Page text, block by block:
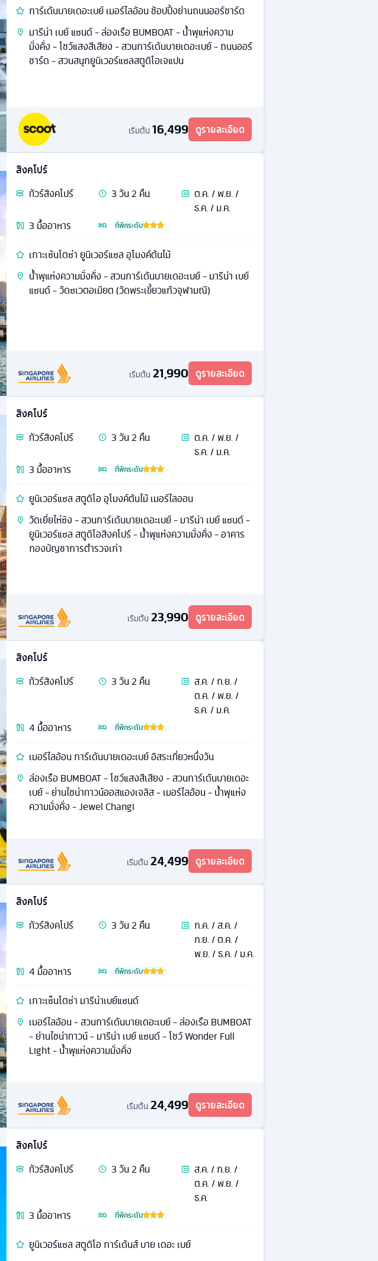
การ์เด้นบายเดอะเบย์ เมอร์ไลอ้อน ช้อปปิ้งย่านถนนออร์ชาร์ด
มารีน่า เบย์ แซนด์ - ล่องเรือ BUMBOAT - นํ้าพุแห่งความ
มั่งคั่ง - โชว์แสงสีเสียง - สวนการ์เด้นบายเดอะเบย์ - ถนนออร์
ชาร์ด - สวนสนุกยูนิเวอร์แซลสตูดิโอเจแปน
เริ่มต้น 16,499 ดูรายละเอียด
สิงคโปร์
ทัวร์สิงคโปร์ 3วัน2 คืน
ต.ค. / พ.ย. /
ธ.ค. / ม.ค.
3 มื้ออาหาร ที่พักระดับ
เกาะเซ้นโตซ่า ยูนิเวอร์แซล อุโมงค์ต้นไม้
นํ้าพุแห่งความมั่งคั่ง - สวนการ์เด้นบายเดอะเบย์ - มารีน่า เบย์
แซนด์ - วัดซเวตอเมียต (วัดพระเขี้ยวแก้วจุฬามณี)
เริ่มต้น 21,990 ดูรายละเอียด
สิงคโปร์
ทัวร์สิงคโปร์ 3วัน2 คืน
ต.ค. / พ.ย. /
ธ.ค. / ม.ค.
3 มื้ออาหาร ที่พักระดับ
ยูนิเวอร์แซล สตูดิโอ อุโมงค์ต้นไม้ เมอร์ไลออน
วัดเยี่ยไห่ซิง - สวนการ์เด้นบายเดอะเบย์ - มารีน่า เบย์ แซนด์ -
ยูนิเวอร์แซล สตูดิโอสิงคโปร์ - น้ำพุแห่งความมั่งคั่ง - อาคาร
กองบัญชาการตำรวจเก่า
เริ่มต้น 23,990 ดูรายละเอียด
สิงคโปร์
ทัวร์สิงคโปร์ 3วัน2 คืน
ส.ค. / ก.ย. /
ต.ค. / พ.ย. /
ธ.ค. / ม.ค.
4 มื้ออาหาร ที่พักระดับ
เมอร์ไลอ้อน การ์เด้นบายเดอะเบย์ อิสระเที่ยวหนึ่งวัน
ล่องเรือ BUMBOAT - โชว์แสงสีเสียง - สวนการ์เด้นบายเดอะ
เบย์ - ย่านไชน่าทาวน์ออสแองเจลิส - เมอร์ไลอ้อน - นํ้าพุแห่ง
ความมั่งคั่ง - Jewel Changi
เริ่มต้น 24,499 ดูรายละเอียด
สิงคโปร์
ทัวร์สิงคโปร์ 3วัน2 คืน
ก.ค. / ส.ค. /
ก.ย. / ต.ค. /
พ.ย. / ธ.ค. / ม.ค.
4 มื้ออาหาร ที่พักระดับ
เกาะเซ็นโตซ่า มารีน่าเบย์แซนด์
เมอร์ไลอ้อน - สวนการ์เด้นบายเดอะเบย์ - ล่องเรือ BUMBOAT
- ย่านไชน่าทาวน์ - มารีน่า เบย์ แซนด์ - โชว์ Wonder Full
Light - นํ้าพุแห่งความมั่งคั่ง
เริ่มต้น 24,499 ดูรายละเอียด
สิงคโปร์
ทัวร์สิงคโปร์ 3วัน2 คืน
ส.ค. / ก.ย. /
ต.ค. / พ.ย. /
ธ.ค.
3 มื้ออาหาร ที่พักระดับ
ยูนิเวอร์แซล สตูดิโอ การ์เด้นส์ บาย เดอะ เบย์